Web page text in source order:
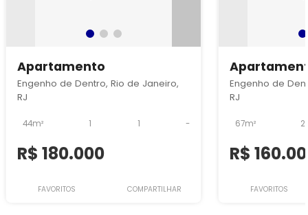
Apartamento
Engenho de Dentro, Rio de Janeiro,
RJ
44m² 1 1 -
R$ 180.000
FAVORITOS COMPARTILHAR
Engenho de
RJ
67m² 2
R$
FAVORITOS